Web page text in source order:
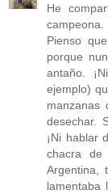
He
Pienso
porque
antaño.
ejemplo)
desechar.
¡Ni hablar
chacra de
Argentina,
lamentaba